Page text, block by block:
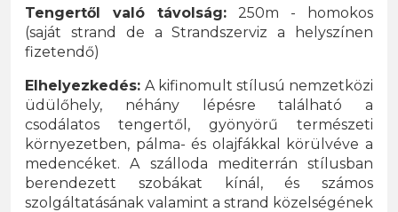
Tengertől való távolság:250m - homokos
(saját strand de a Strandszerviz a helyszínen
fizetendő)
Elhelyezkedés: A kifinomult stílusú nemzetközi
üdülőhely, néhány lépésre található a
csodálatos tengertől, gyönyörű természeti
környezetben, pálma- és olajfákkal körülvéve a
medencéket. A szálloda mediterrán stílusban
berendezett szobákat kínál, és számos
szolgáltatásának valamint a strand közelségének